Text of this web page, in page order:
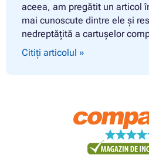
aceea, am pregătit un articol
mai cunoscute dintre ele și
nedreptățită a cartușelor
Citiți articolul »